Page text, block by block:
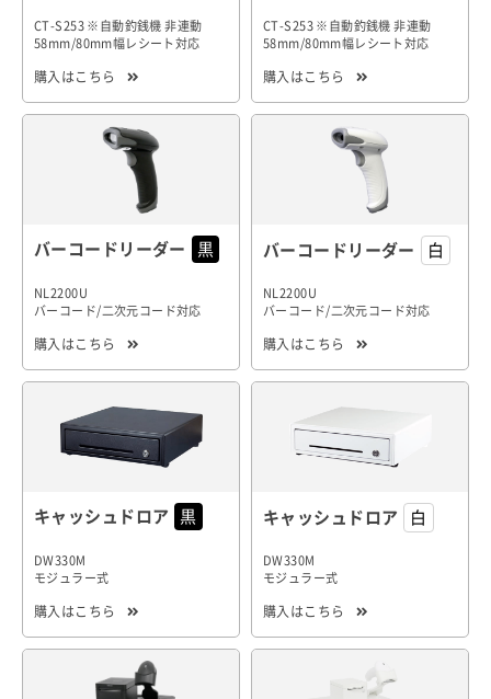
CT-S253 ※自動釣銭機 非連動
58mm/80mm幅レシート対応
購入はこちら
CT-S253 ※自動釣銭機 非連動
58mm/80mm幅レシート対応
購入はこちら
バーコードリーダー
NL2200U
バーコード/二次元コード対応
購入はこちら
バーコードリーダー
NL2200U
バーコード/二次元コード対応
購入はこちら
キャッシュドロア
DW330M
モジュラー式
購入はこちら
キャッシュドロア
DW330M
モジュラー式
購入はこちら